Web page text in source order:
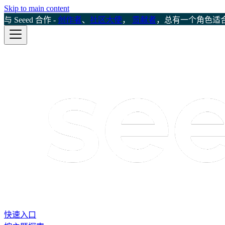
Skip to main content
与 Seeed 合作 - 创作者、 社区大使， 贡献者，总有一个角色适
快速入口